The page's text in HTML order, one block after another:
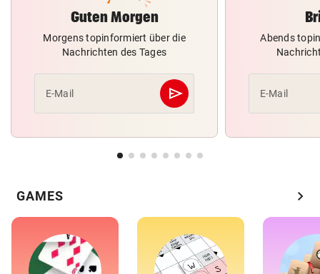
Guten Morgen
Morgens topinformiert über die
Nachrichten des Tages
E-Mail send
Abschicken
Abends
E-Mail
GAMES chevron_right